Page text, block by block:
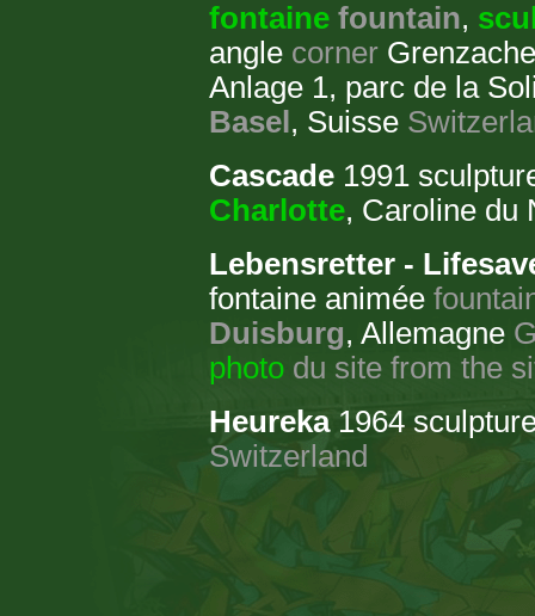
fontaine fountain,
angle corner
Anlage 1, parc de la
Basel , Suisse
Cascade 1991
Charlotte, Caroline du
Lebensretter -
fontaine animée
Duisburg, Allemagne
photo du site from the
Heureka1964
Switzerland